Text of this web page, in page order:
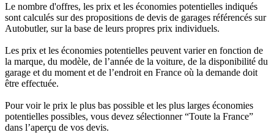
Le nombre d'offres, les prix et les économies potentielles indiqués
sont calculés sur des propositions de devis de garages référencés sur
Autobutler, sur la base de leurs propres prix individuels.
Les prix et les économies potentielles peuvent varier en fonction de
la marque, du modèle, de l’année de la voiture, de la disponibilité du
garage et du moment et de l’endroit en France où la demande doit
être effectuée.
Pour voir le prix le plus bas possible et les plus larges économies
potentielles possibles, vous devez sélectionner “Toute la France”
dans l’aperçu de vos devis.